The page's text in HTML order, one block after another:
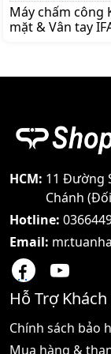
Máy chấm công
mặt & Vân tay
vào - Sử dụng
Intel của Mỹ -
trầy - Dung
000 IN/OUT-
máy tính qua
HCM: 11 Đường
Chánh
Hotline:
Email:
Hỗ Trợ
Chính sách bảo
Mua hàng &